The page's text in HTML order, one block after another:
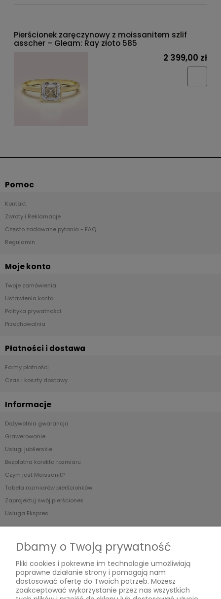
Pierścionek zaręczynowy z moissanitem szlif
asscher – Gleam: Ray złoto 585
2 399,00 zł
Pomoc
Kontakt
Zwroty i Reklamacje
Często zadawane pytania - FAQ
Regulamin
Moje konto
Twoje zamówienia
Ustawienia konta
Polityka prywatności
Przechowalnia
Płatności i dostawa
Formy płatności
Czas i koszty dostawy
Informacje
Dożywotnia gwarancja
Grawerowanie
Usługi jubilerskie
Bezpłatna korekta rozmiaru
Czym jest Moissanit?
Tabela rozmiarów pierścionków
Zaprojektuj swój pierścionek
Usługa Ekspres
O Nas
Dbamy o Twoją prywatność
Pliki cookies i pokrewne im technologie umożliwiają
poprawne działanie strony i pomagają nam
dostosować ofertę do Twoich potrzeb. Możesz
zaakceptować wykorzystanie przez nas wszystkich